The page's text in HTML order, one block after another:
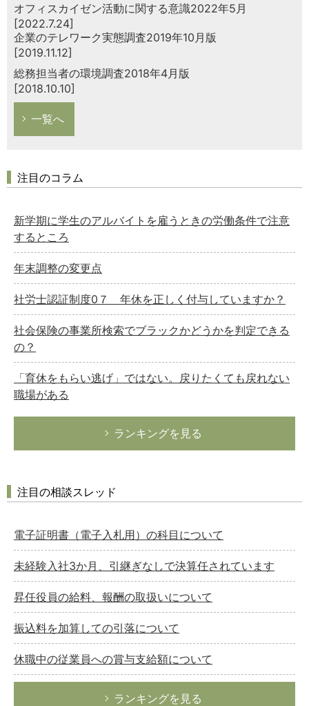
オフィスカイゼン活動に関する意識2022年5月
[2022.7.24]
企業のテレワーク実態調査2019年10月版
[2019.11.12]
総務担当者の環境調査2018年4月版
[2018.10.10]
一覧へ
注目のコラム
新学期に学生のアルバイトを雇うときの労働条件で注意
するところ
年末調整の変更点
社労士認証制度0７ 年休を正しく付与していますか？
社会保険の事業所検索でブラックかどうかを判定できる
の？
「育休をもらい逃げ」ではない。戻りたくても戻れない
職場がある
ランキングを見る
注目の相談スレッド
電子証明書（電子入札用）の科目について
未経験入社3か月、引継ぎなしで決算任されています
昇任役員の給料、報酬の取扱いについて
振込料を加算しての引落について
休職中の従業員への賞与支給額について
ランキングを見る